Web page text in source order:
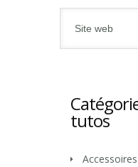
tutos
Accessoires